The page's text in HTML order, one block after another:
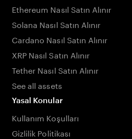
Ethereum Nasıl Satın Alınır
Solana Nasıl Satın Alınır
Cardano Nasıl Satın Alınır
XRP Nasıl Satın Alınır
Tether Nasıl Satın Alınır
See all assets
Yasal Konular
Kullanım Koşulları
Gizlilik Politikası